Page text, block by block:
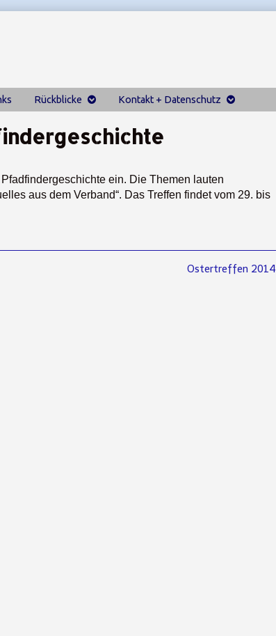
Rückblicke Kontakt + Datenschutz
ein. Die Themen lauten
aus dem Verband“. Das Treffen findet vom 29. bis
Next
Ostertreffen 2014